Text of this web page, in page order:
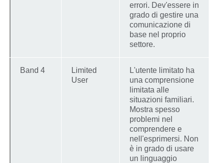
errori. Dev'essere in
grado di gestire una
comunicazione di
base nel proprio
settore.
Band 4
Limited
User
L'utente limitato ha
una comprensione
limitata alle
situazioni familiari.
Mostra spesso
problemi nel
comprendere e
nell'esprimersi. Non
è in grado di usare
un linguaggio